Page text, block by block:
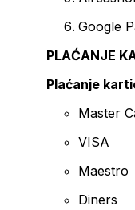
Google
PLAĆANJE
Plaćanje
Master
VISA
Maestro
Diners